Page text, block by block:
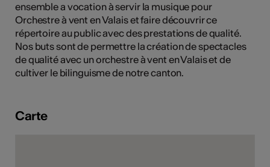
ensemble a vocation à servir la musique pour
Orchestre à vent en Valais et faire découvrir ce
répertoire au public avec des prestations de qualité.
Nos buts sont de permettre la création de spectacles
de qualité avec un orchestre à vent en Valais et de
cultiver le bilinguisme de notre canton.
Carte